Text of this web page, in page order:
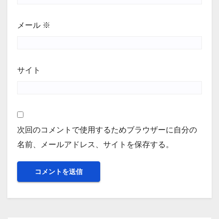
メール ※
サイト
次回のコメントで使用するためブラウザーに自分の
名前、メールアドレス、サイトを保存する。